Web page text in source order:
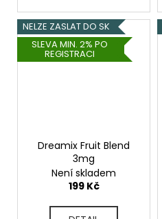
NELZE ZASLAT DO SK
SLEVA MIN. 2% PO
REGISTRACI
Dreamix Fruit Blend
3mg
Není skladem
199 Kč